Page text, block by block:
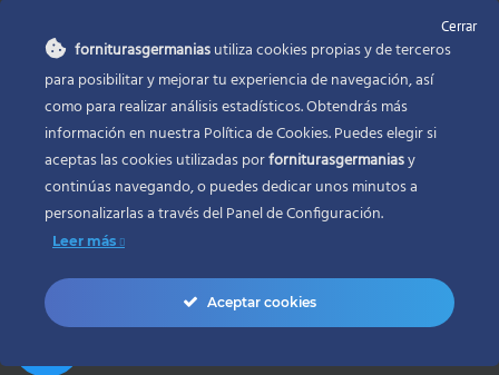
CONTACTO
Fornituras Germanías, Calle Sevilla 2, 46006 Valencia España
Phone:96 341 53 35
Email:info@forniturasgermanias.com
Cerrar
forniturasgermaniasutiliza cookies propias y de terceros
para posibilitar y mejorar tu experiencia de navegación, así
como para realizar análisis estadísticos. Obtendrás más
información en nuestra Política de Cookies. Puedes elegir si
aceptas las cookies utilizadas porforniturasgermaniasy
continúas navegando, o puedes dedicar unos minutos a
personalizarlas a través delPanel de Configuración.
Leer más
Aceptar cookies